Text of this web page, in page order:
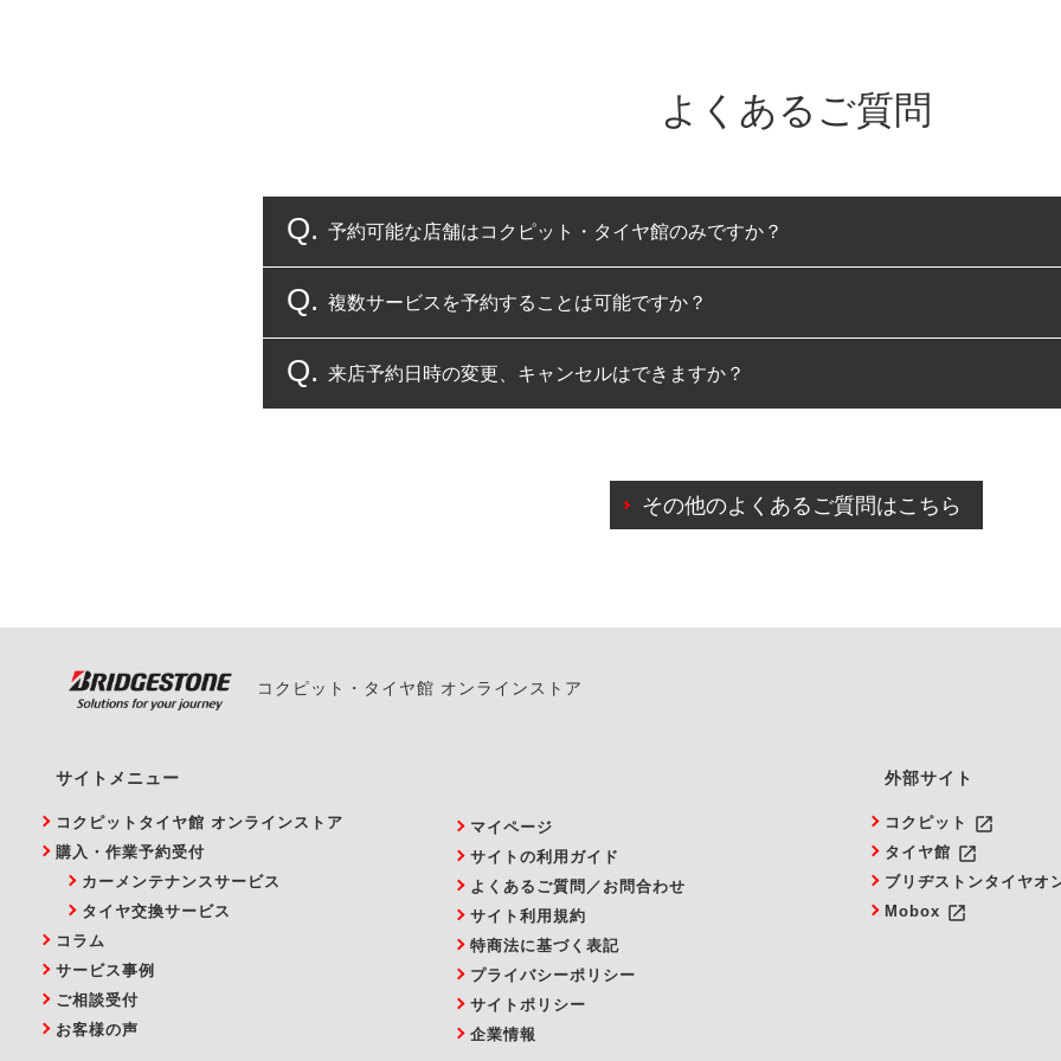
よくあるご質問
予約可能な店舗はコクピット・タイヤ館のみですか？
コクピット・タイヤ館のみとなります。
複数サービスを予約することは可能ですか？
複数サービスのご予約は可能です。
来店予約日時の変更、キャンセルはできますか？
また、やむを得ない事由によりご予約のキャンセルをご希望の際は、直接ご予約いた
その他のよくあるご質問はこちら
コクピット・タイヤ館 オンラインストア
サイトメニュー
コクピットタイヤ館 オンラインストア
購入・作業予約受付
カーメンテナンスサービス
タイヤ交換サービス
コラム
サービス事例
ご相談受付
お客様の声
マイページ
サイトの利用ガイド
よくあるご質問／お問合わせ
サイト利用規約
特商法に基づく表記
プライバシーポリシー
サイトポリシー
企業情報
外部サイト
コクピット launch
タイヤ館 launch
ブリヂストンタイヤオ
Mobox launch